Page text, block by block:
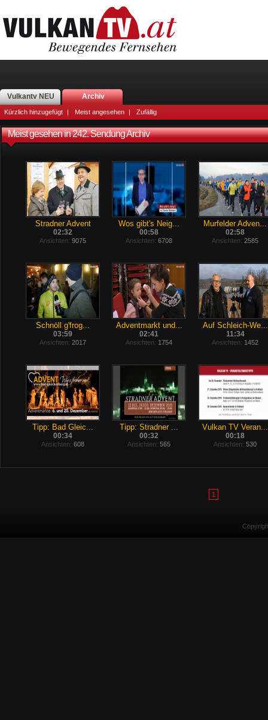
Vulkantv NEU Archiv
Kürzlich hinzugefügt | Meist angesehen | Zufällig
Meist gesehen in 242. Sendung Archiv
Stradner Advent
02:32
Ansichten: 9075
Wos gibt's Neig...
00:58
Ansichten: 6708
Murfelder Adven...
02:58
Ansichten: 2585
Schnöll g'frog...
03:59
Ansichten: 2017
Adventmarkt und...
02:41
Ansichten: 1754
Auf Schleich-We...
11:34
Ansichten: 1452
Tipp: Bad Gleic...
00:34
Ansichten: 608
Tipp: Stradner ...
00:32
Ansichten: 565
Vulkan TV Veran...
00:18
Ansichten: 530
1